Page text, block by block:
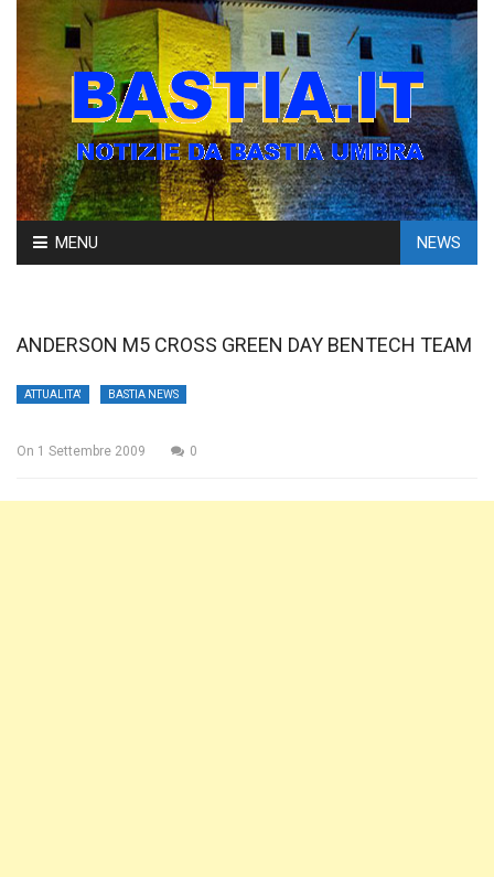
Skip
to
MENU NEWS
ANDERSON M5 CROSS GREEN DAY BENTECH TEAM
ATTUALITA' BASTIA NEWS
On 1 Settembre 2009 0